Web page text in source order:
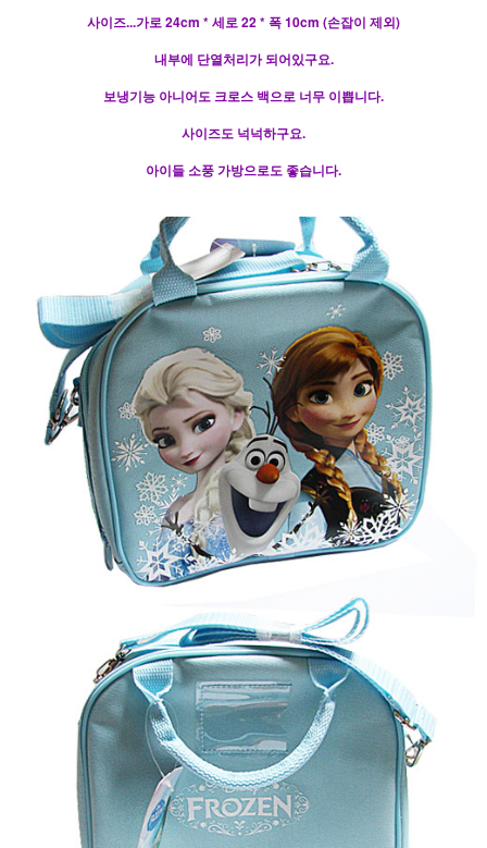
사이즈...가로 24cm * 세로 22 * 폭 10cm (손잡이 제외)
내부에 단열처리가 되어있구요.
보냉기능 아니어도 크로스 백으로 너무 이쁩니다.
사이즈도 넉넉하구요.
아이들 소풍 가방으로도 좋습니다.